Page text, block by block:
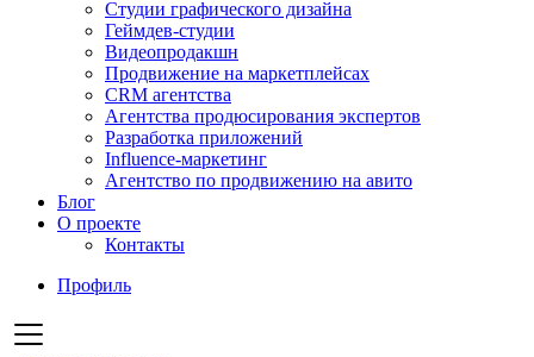
Студии графического дизайна
Геймдев-студии
Видеопродакшн
Продвижение на маркетплейсах
CRM агентства
Агентства продюсирования экспертов
Разработка приложений
Influence-маркетинг
Агентство по продвижению на авито
Блог
О проекте
Контакты
Профиль